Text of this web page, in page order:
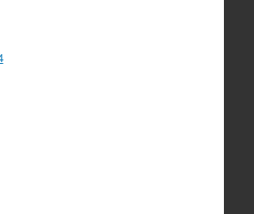
closing up of
"Communicating at the Speed of
with the…
i/web/status/1…
Viva
fazemos parte de equipas
multidisciplinares que têm
comum: a resolução de
mun…
i/web/status/1…